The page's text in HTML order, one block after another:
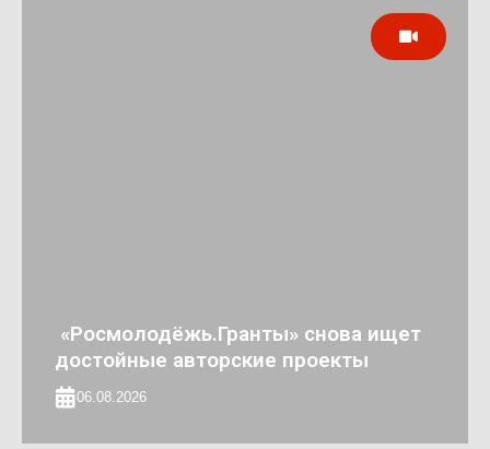
«Росмолодёжь.Гранты» снова ищет
достойные авторские проекты
06.08.2026